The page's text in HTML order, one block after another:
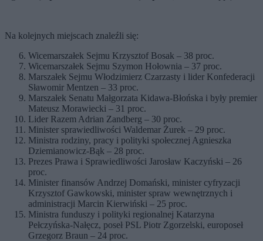
Na kolejnych miejscach znaleźli się:
Wicemarszałek Sejmu Krzysztof Bosak – 38 proc.
Wicemarszałek Sejmu Szymon Hołownia – 37 proc.
Marszałek Sejmu Włodzimierz Czarzasty i lider Konfederacji
Sławomir Mentzen – 33 proc.
Marszałek Senatu Małgorzata Kidawa-Błońska i były premier
Mateusz Morawiecki – 31 proc.
Lider Razem Adrian Zandberg – 30 proc.
Minister sprawiedliwości Waldemar Żurek – 29 proc.
Ministra rodziny, pracy i polityki społecznej Agnieszka
Dziemianowicz-Bąk – 28 proc.
Prezes Prawa i Sprawiedliwości Jarosław Kaczyński – 26
proc.
Minister finansów Andrzej Domański, minister cyfryzacji
Krzysztof Gawkowski, minister spraw wewnętrznych i
administracji Marcin Kierwiński – 25 proc.
Ministra funduszy i polityki regionalnej Katarzyna
Pełczyńska-Nałęcz, poseł PSL Piotr Zgorzelski, europoseł
Grzegorz Braun – 24 proc.